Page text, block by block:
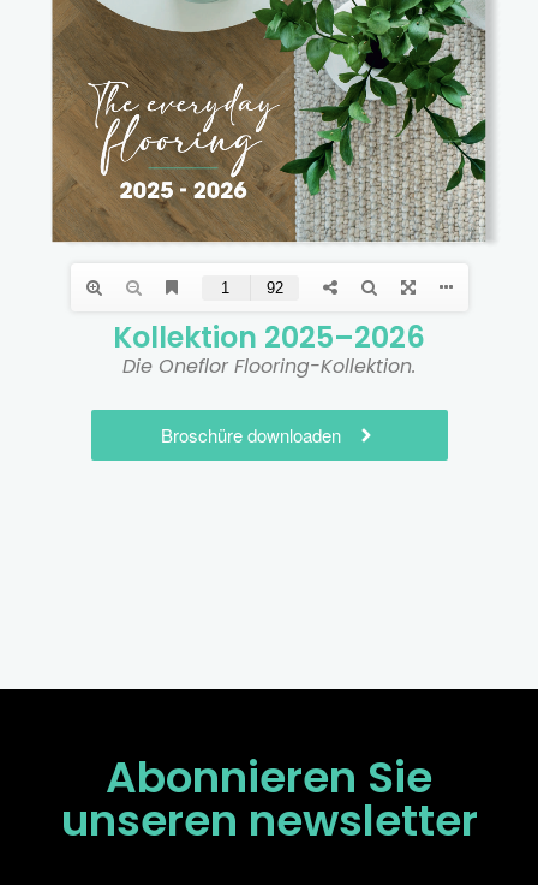
Kollektion 2025–2026
Die Oneflor Flooring-Kollektion.
Broschüre downloaden
Abonnieren Sie
unseren newsletter